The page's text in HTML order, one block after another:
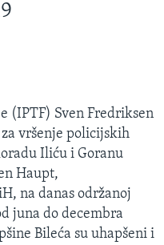
(IPTF) Sven Fredriksen
vršenje policijskih
Iliću i Goranu
Haupt,
na danas održanoj
juna do decembra
Bileća su uhapšeni i